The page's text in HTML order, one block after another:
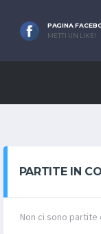
PAGINA
METTI UN LIKE!
PARTITE IN
Non ci sono